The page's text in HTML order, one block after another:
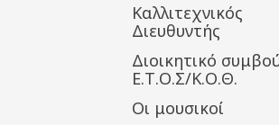
Καλλιτεχνικός
Διευθυντής
Διοικητικό
Ε.Τ.Ο.Σ/Κ.Ο.Θ.
Οι μουσικοί